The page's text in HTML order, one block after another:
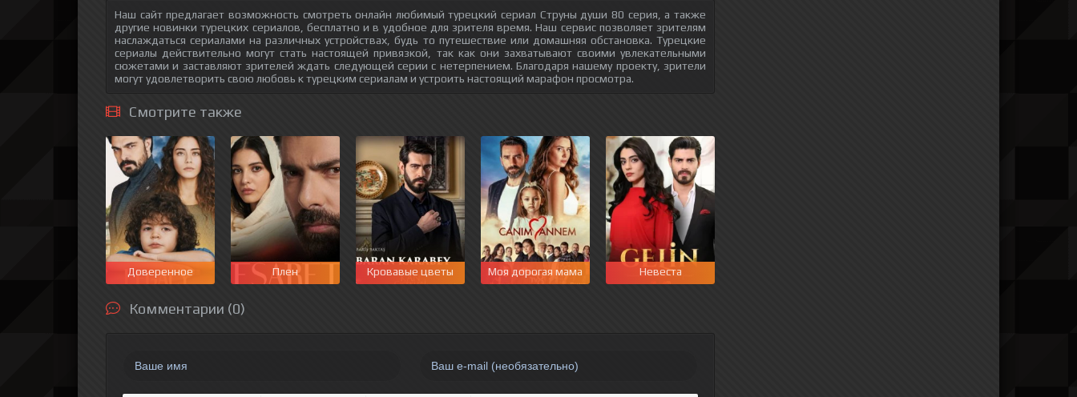
Наш сайт предлагает возможность смотреть онлайн любимый турецкий сериал Струны души 80 серия, а также
другие новинки турецких сериалов, бесплатно и в удобное для зрителя время. Наш сервис позволяет зрителям
наслаждаться сериалами на различных устройствах, будь то путешествие или домашняя обстановка. Турецкие
сериалы действительно могут стать настоящей привязкой, так как они захватывают своими увлекательными
сюжетами и заставляют зрителей ждать следующей серии с нетерпением. Благодаря нашему проекту, зрители
могут удовлетворить свою любовь к турецким сериалам и устроить настоящий марафон просмотра.
Смотрите также
Доверенное Плен Кровавые цветы Моя дорогая мама Невеста
Комментарии (0)